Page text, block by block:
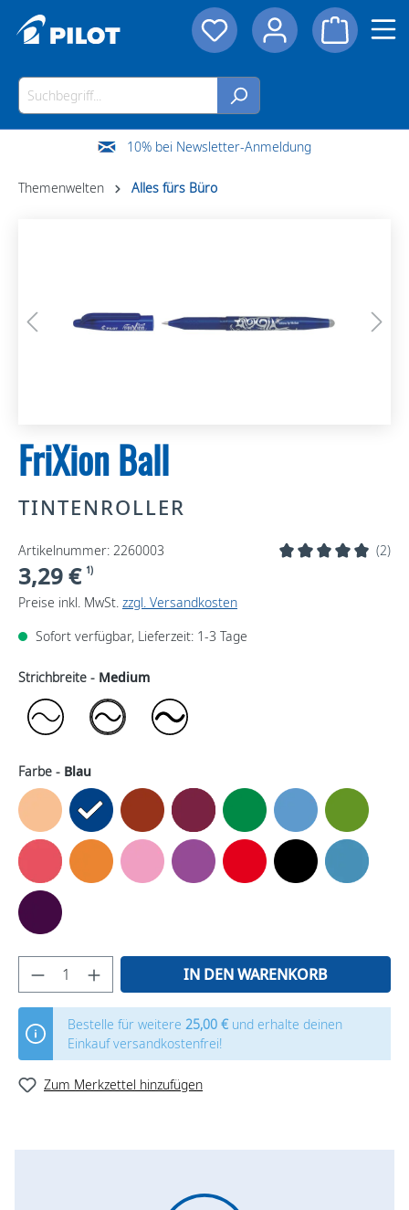
10% bei Newsletter-Anmeldung
Themenwelten Alles fürs Büro
FriXion Ball
TINTENROLLER
(2)
Artikelnummer: 2260003
3,29 € 1)
Preise inkl. MwSt. zzgl. Versandkosten
Sofort verfügbar, Lieferzeit: 1-3 Tage
Strichbreite - Medium
Farbe - Blau
IN DEN WARENKORB
Bestelle für weitere 25,00 €und erhalte deinen
Einkauf versandkostenfrei!
Zum Merkzettel hinzufügen